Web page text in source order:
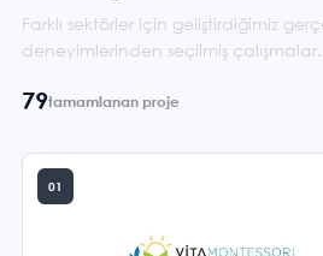
Farklı sektörler için geliştirdiğimiz
deneyimlerinden seçilmiş çalışmalar.
79tamamlanan proje
01